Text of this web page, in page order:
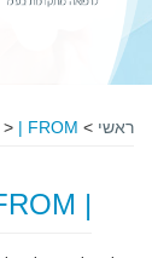
ראשי >
> | FROM
| FROM